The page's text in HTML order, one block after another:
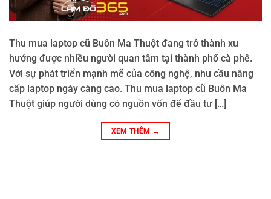
Thu mua laptop cũ Buôn Ma Thuột đang trở thành xu
hướng được nhiều người quan tâm tại thành phố cà phê.
Với sự phát triển mạnh mẽ của công nghệ, nhu cầu nâng
cấp laptop ngày càng cao. Thu mua laptop cũ Buôn Ma
Thuột giúp người dùng có nguồn vốn để đầu tư […]
XEM THÊM →